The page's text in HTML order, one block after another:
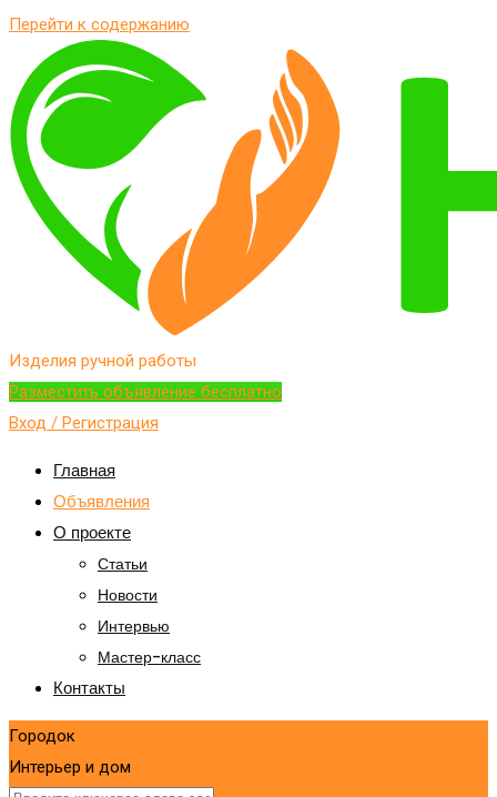
Перейти к содержанию
Изделия ручной работы
Разместить объявление бесплатно
Вход / Регистрация
Главная
Объявления
О проекте
Статьи
Новости
Интервью
Мастер-класс
Контакты
Городок
Интерьер и дом